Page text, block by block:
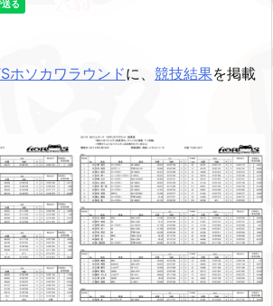
ホソカワラウンドに、 競技結果を掲載